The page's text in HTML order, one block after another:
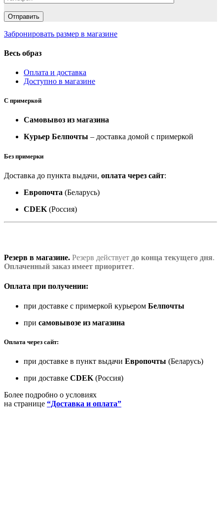
Забронировать размер в магазине
Весь образ
Оплата и доставка
Доступно в магазине
С примеркой
Самовывоз из магазина
Курьер Белпочты – доставка домой с примеркой
Без примерки
Доставка до пункта выдачи, оплата через сайт:
Европочта (Беларусь)
CDEK (Россия)
Резерв в магазине. Резерв действует до конца текущего дня.
Оплаченный заказ имеет приоритет.
Оплата при получении:
при доставке с примеркой курьером Белпочты
при самовывозе из магазина
Оплата через сайт:
при доставке в пункт выдачи Европочты (Беларусь)
при доставке CDEK (Россия)
Более подробно о условиях
на странице “Доставка и оплата”